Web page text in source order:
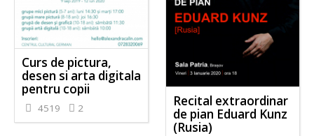
Curs de pictura,
desen si arta digitala
pentru copii
4519 2
Recital extraordinar
de pian Eduard Kunz
(Rusia)